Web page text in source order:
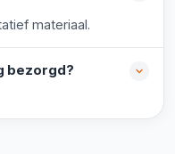
materiaal.
bezorgd?